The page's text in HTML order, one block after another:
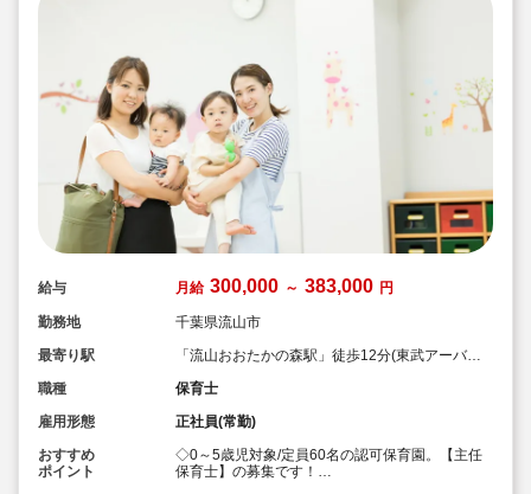
給与 月給 300,000 ～ 383,000 円
勤務地
千葉県流山市
最寄り駅
「流山おおたかの森駅」徒歩12分(東武アーバン
職種
保育士
雇用形態
正社員(常勤)
おすすめ
ポイント
◇0～5歳児対象/定員60名の認可保育園。【主任
保育士】の募集です！